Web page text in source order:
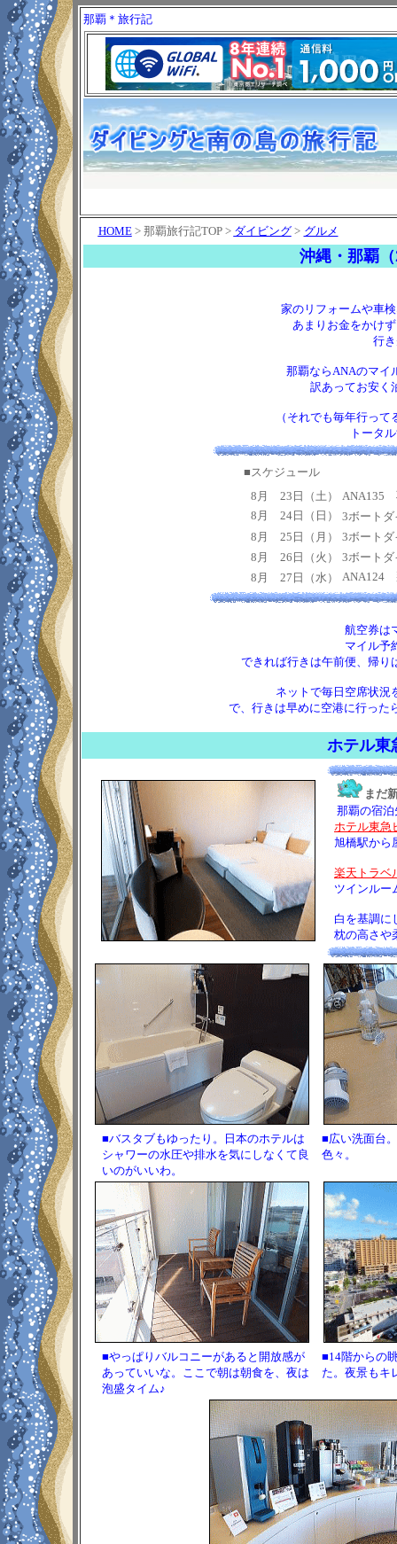
那覇＊旅行記
HOME> 那覇旅行記TOP > ダイビング> グルメ
沖縄・那覇
家のリフォームや車
あまりお金をかけ
行
那覇ならANAのマイ
訳あってお安く
（それでも毎年行っ
トータ
■スケジュール
8月 23日（土）
ANA135
8月 24日（日）
3ボートダ
8月 25日（月）
3ボートダ
8月 26日（火）
3ボートダ
8月 27日（水）
ANA124
航空券は
マイル予
できれば行きは午前便、帰り
ネットで毎日空席状況
で、行きは早めに空港に行った
ホテル東
まだ
那覇の宿
ホテル東急
旭橋駅から
楽天トラベ
ツインルー
白を基調に
枕の高さや
■バスタブもゆったり。日本のホテルは
シャワーの水圧や排水を気にしなくて良
いのがいいわ。
■広い洗面台
色々。
■やっぱりバルコニーがあると開放感が
あっていいな。ここで朝は朝食を、夜は
泡盛タイム♪
■14階からの
た。夜景もキ